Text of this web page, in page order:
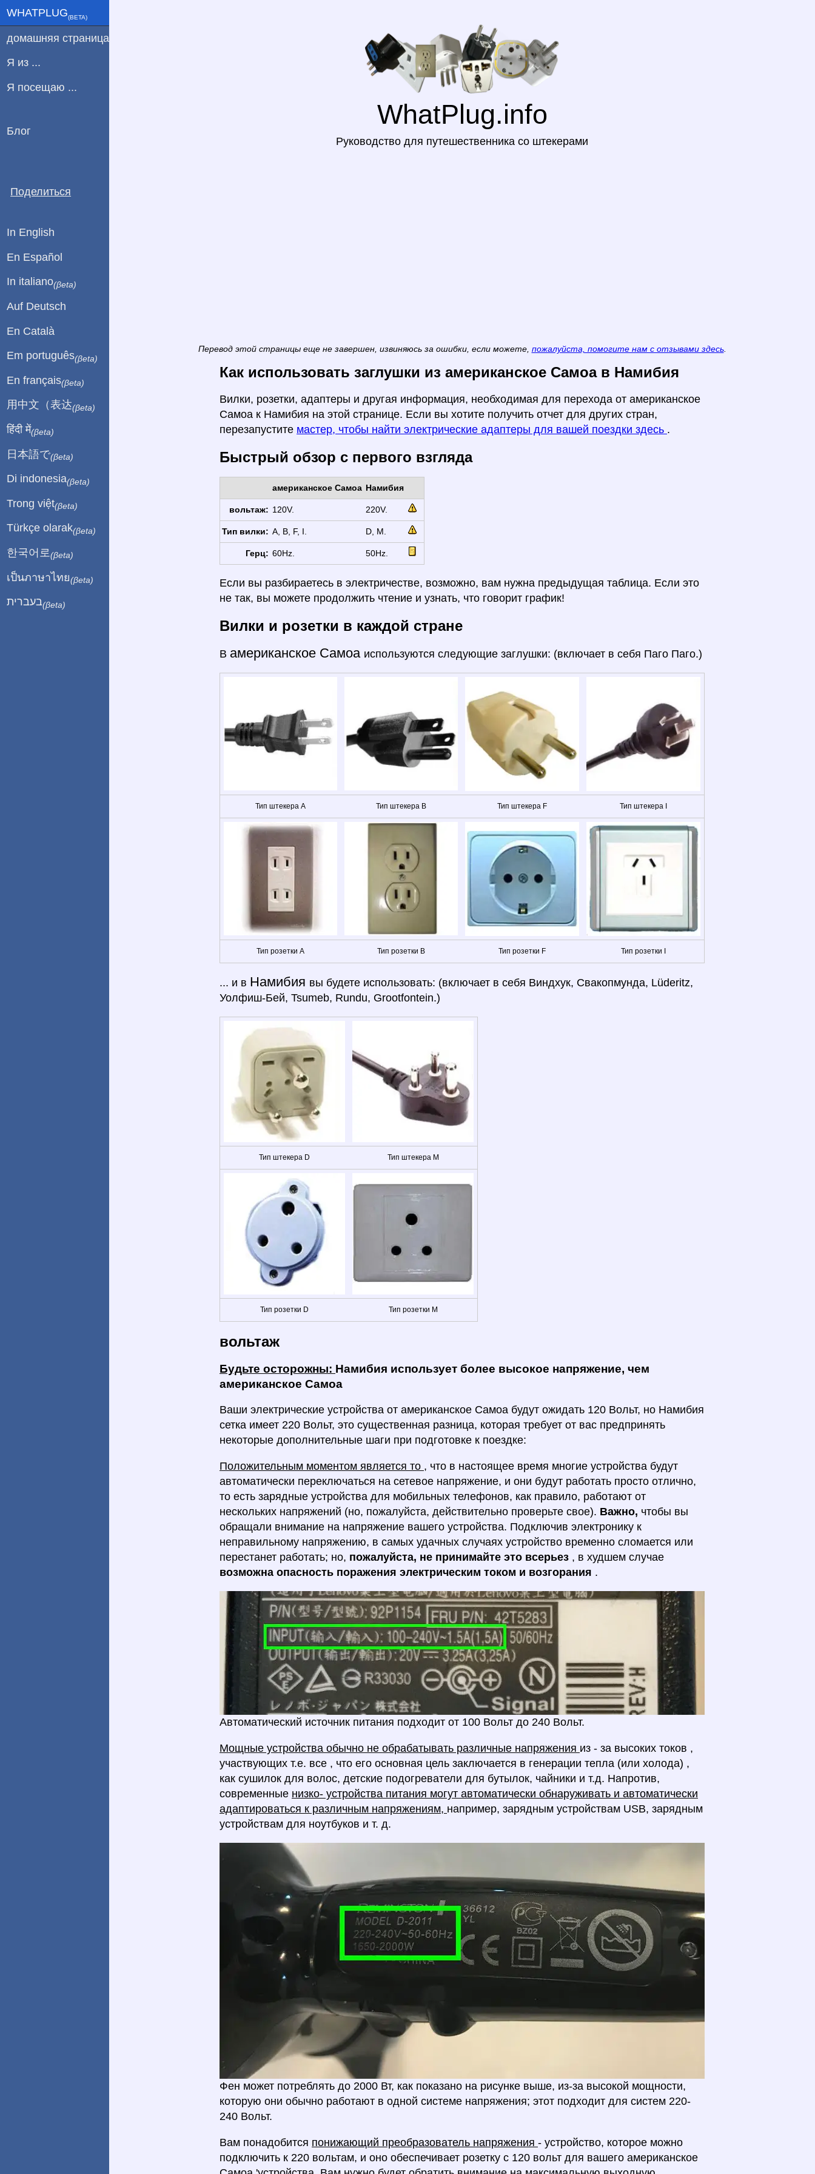
WhatPlug.info
Руководство для путешественника со штекерами
Перевод этой страницы еще не завершен, извиняюсь за ошибки, если можете, пожалуйста, помогите нам с отзывами здесь.
Как использовать заглушки из американское Самоа в Намибия
Вилки, розетки, адаптеры и другая информация, необходимая для перехода от американское
Самоа к Намибия на этой странице. Если вы хотите получить отчет для других стран,
перезапустите мастер, чтобы найти электрические адаптеры для вашей поездки здесь .
Быстрый обзор с первого взгляда
американское Самоа Намибия
вольтаж: 120V. 220V.
Тип вилки: A, B, F, I. D, M.
Герц: 60Hz. 50Hz.
Если вы разбираетесь в электричестве, возможно, вам нужна предыдущая таблица. Если это
не так, вы можете продолжить чтение и узнать, что говорит график!
Вилки и розетки в каждой стране
В американское Самоа используются следующие заглушки: (включает в себя Паго Паго.)
Тип штекера A Тип штекера B Тип штекера F Тип штекера I
Тип розетки A Тип розетки B Тип розетки F Тип розетки I
... и в Намибия вы будете использовать: (включает в себя Виндхук, Свакопмунда, Lüderitz,
Уолфиш-Бей, Tsumeb, Rundu, Grootfontein.)
Тип штекера D Тип штекера M
Тип розетки D Тип розетки M
вольтаж
Будьте осторожны: Намибия использует более высокое напряжение, чем
американское Самоа
Ваши электрические устройства от американское Самоа будут ожидать 120 Вольт, но Намибия
сетка имеет 220 Вольт, это существенная разница, которая требует от вас предпринять
некоторые дополнительные шаги при подготовке к поездке:
Положительным моментом является то , что в настоящее время многие устройства будут
автоматически переключаться на сетевое напряжение, и они будут работать просто отлично,
то есть зарядные устройства для мобильных телефонов, как правило, работают от
нескольких напряжений (но, пожалуйста, действительно проверьте свое). Важно, чтобы вы
обращали внимание на напряжение вашего устройства. Подключив электронику к
неправильному напряжению, в самых удачных случаях устройство временно сломается или
перестанет работать; но, пожалуйста, не принимайте это всерьез , в худшем случае
возможна опасность поражения электрическим током и возгорания .
Автоматический источник питания подходит от 100 Вольт до 240 Вольт.
Мощные устройства обычно не обрабатывать различные напряжения из - за высоких токов ,
участвующих т.е. все , что его основная цель заключается в генерации тепла (или холода) ,
как сушилок для волос, детские подогреватели для бутылок, чайники и т.д. Напротив,
современные низко- устройства питания могут автоматически обнаруживать и автоматически
адаптироваться к различным напряжениям, например, зарядным устройствам USB, зарядным
устройствам для ноутбуков и т. д.
Фен может потреблять до 2000 Вт, как показано на рисунке выше, из-за высокой мощности,
которую они обычно работают в одной системе напряжения; этот подходит для систем 220-
240 Вольт.
Вам понадобится понижающий преобразователь напряжения - устройство, которое можно
подключить к 220 вольтам, и оно обеспечивает розетку с 120 вольт для вашего американское
WHATPLUG(ΒETA)
домашняя страница
Я из ...
Я посещаю ...
Блог
Поделиться
In English
En Español
In italiano(βeta)
Auf Deutsch
En Català
Em português(βeta)
En français(βeta)
用中文（表达(βeta)
हिंदी में(βeta)
日本語で(βeta)
Di indonesia(βeta)
Trong việt(βeta)
Türkçe olarak(βeta)
한국어로 (βeta)
เป็นภาษาไทย(βeta)
בעברית(βeta)